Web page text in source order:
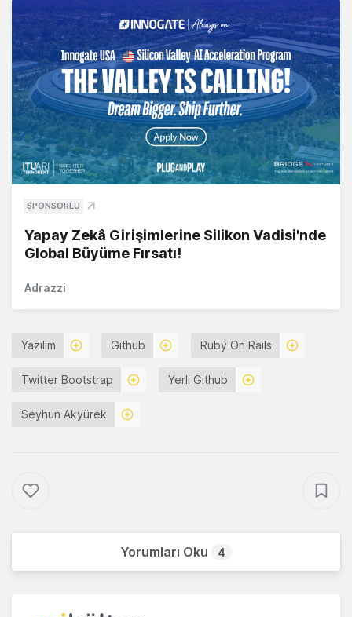
SPONSORLU
Yapay Zekâ Girişimlerine Silikon Vadisi'nde
Global Büyüme Fırsatı!
Adrazzi
Yazılım Github Ruby On Rails
Twitter Bootstrap Yerli Github
Seyhun Akyürek
Yorumları Oku 4